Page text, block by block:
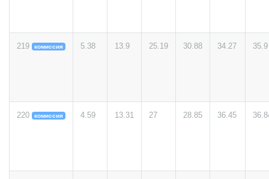
219 комиссия 5.38 13.9 25.19 30.88 34.27 35.9
220 комиссия 4.59 13.31 27 28.85 36.45